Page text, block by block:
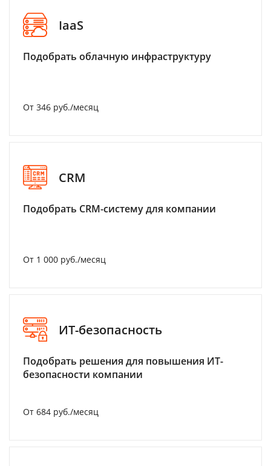
IaaS
Подобрать облачную инфраструктуру
От 346 руб./месяц
CRM
Подобрать CRM-систему для компании
От 1 000 руб./месяц
ИТ-безопасность
Подобрать решения для повышения ИТ-
безопасности компании
От 684 руб./месяц